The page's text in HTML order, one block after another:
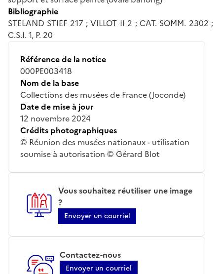
Bibliographie
STELAND STIEF 217 ; VILLOT II 2 ; CAT. SOMM. 2302 ;
C.S.I. 1, P. 20
Référence de la notice
000PE003418
Nom de la base
Collections des musées de France (Joconde)
Date de mise à jour
12 novembre 2024
Crédits photographiques
© Réunion des musées nationaux - utilisation
soumise à autorisation © Gérard Blot
Vous souhaitez réutiliser une image
?
Envoyer un courriel
Contactez-nous
Envoyer un courriel